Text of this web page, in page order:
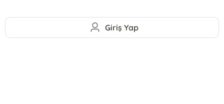
Giriş Yap